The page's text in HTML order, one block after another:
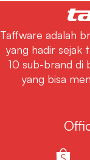
Taffware adalah
yang hadir sejak
10 sub-brand di
yang bisa